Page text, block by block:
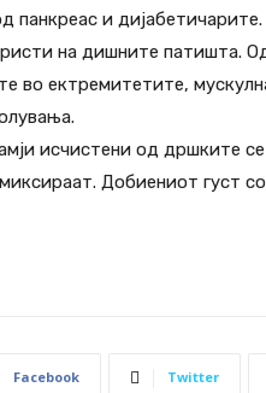
панкреас и
на дишните патишта.
во ектремитетите,
исчистени од дршките
Добиениот густ
Facebook Twitter